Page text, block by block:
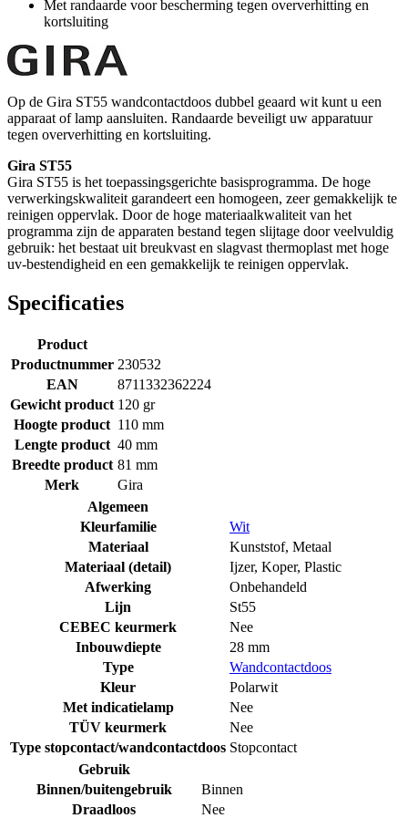
Met randaarde voor bescherming tegen oververhitting en
kortsluiting
Op de Gira ST55 wandcontactdoos dubbel geaard wit kunt u een
apparaat of lamp aansluiten. Randaarde beveiligt uw apparatuur
tegen oververhitting en kortsluiting.
Gira ST55
Gira ST55 is het toepassingsgerichte basisprogramma. De hoge
verwerkingskwaliteit garandeert een homogeen, zeer gemakkelijk te
reinigen oppervlak. Door de hoge materiaalkwaliteit van het
programma zijn de apparaten bestand tegen slijtage door veelvuldig
gebruik: het bestaat uit breukvast en slagvast thermoplast met hoge
uv-bestendigheid en een gemakkelijk te reinigen oppervlak.
Specificaties
Product
Productnummer 230532
EAN
8711332362224
Gewicht product 120 gr
Hoogte product 110 mm
Lengte product 40 mm
Breedte product 81 mm
Merk
Gira
Algemeen
Kleurfamilie
Wit
Materiaal
Kunststof, Metaal
Materiaal (detail)
Ijzer, Koper, Plastic
Afwerking
Onbehandeld
Lijn
St55
CEBEC keurmerk
Nee
Inbouwdiepte
28 mm
Type
Wandcontactdoos
Kleur
Polarwit
Met indicatielamp
Nee
TÜV keurmerk
Nee
Type stopcontact/wandcontactdoos Stopcontact
Gebruik
Binnen/buitengebruik
Binnen
Draadloos
Nee